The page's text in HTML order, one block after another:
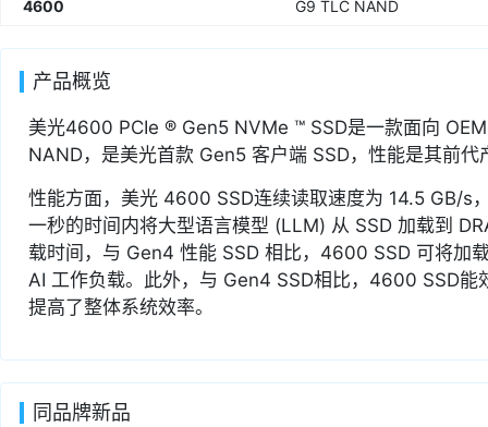
4600 G9 TLC NAND
产品概览
美光4600 PCIe ® Gen5 NVMe ™ SSD是一款面向
NAND，是美光首款 Gen5 客户端 SSD，性能是其前代
性能方面，美光 4600 SSD连续读取速度为 14.5 GB/s
一秒的时间内将大型语言模型 (LLM) 从 SSD 加载到
载时间，与 Gen4 性能 SSD 相比，4600 SSD 可将加
AI 工作负载。此外，与 Gen4 SSD相比，4600 SSD
提高了整体系统效率。
同品牌新品